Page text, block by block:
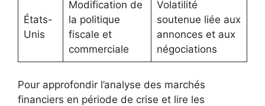
États-
Unis
Modification de
la politique
fiscale et
commerciale
Volatilité
soutenue liée aux
annonces et aux
négociations
Pour approfondir l’analyse des marchés
financiers en période de crise et lire les